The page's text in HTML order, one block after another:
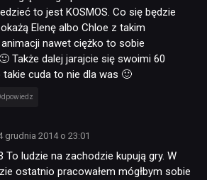
to jest KOSMOS. Co się będzie
Elenę albo Chloe z takim
nawet ciężko to sobie
Także dalej jarajcie się swoimi 60
takie cuda to nie dla was 🙂
grudnia 2014 o 23:01
To ludzie na zachodzie kupują gry. W
ostatnio pracowałem mógłbym sobie